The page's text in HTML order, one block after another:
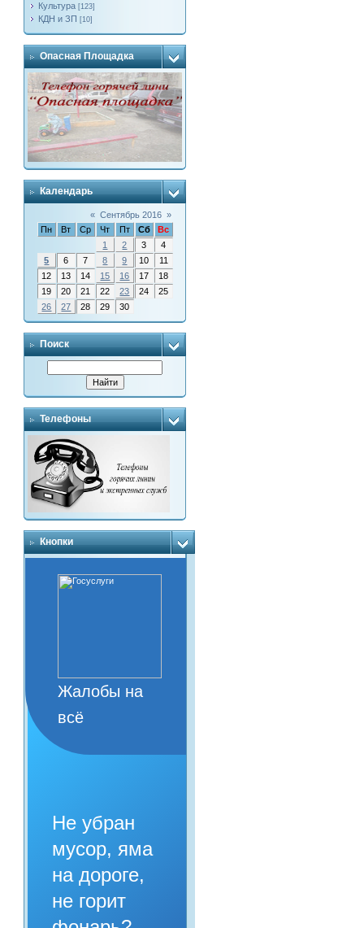
Культура [123]
КДН и ЗП [10]
Опасная Площадка
Календарь
« Сентябрь 2016 »
Пн
Вт Ср Чт Пт Сб
Вс
1
2 3
4
5
6 7 8 9 10
11
12
13 14 15 16 17
18
19
20 21 22 23 24
25
26
27 28 29 30
Поиск
Телефоны
Кнопки
Жалобы на
всё
Не убран
мусор, яма
на дороге,
не горит